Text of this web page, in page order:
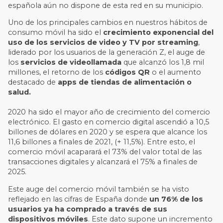
española aún no dispone de esta red en su municipio.
Uno de los principales cambios en nuestros hábitos de
consumo móvil ha sido el crecimiento exponencial del
uso de los servicios de video y TV por streaming,
liderado por los usuarios de la generación Z, el auge de
los servicios de videollamada que alcanzó los 1,8 mil
millones, el retorno de los códigos QR o el aumento
destacado de apps de tiendas de alimentación o
salud.
2020 ha sido el mayor año de crecimiento del comercio
electrónico. El gasto en comercio digital ascendió a 10,5
billones de dólares en 2020 y se espera que alcance los
11,6 billones a finales de 2021, (+ 11,5%). Entre esto, el
comercio móvil acaparará el 73% del valor total de las
transacciones digitales y alcanzará el 75% a finales de
2025.
Este auge del comercio móvil también se ha visto
reflejado en las cifras de España donde un 76% de los
usuarios ya ha comprado a través de sus
dispositivos móviles. Este dato supone un incremento